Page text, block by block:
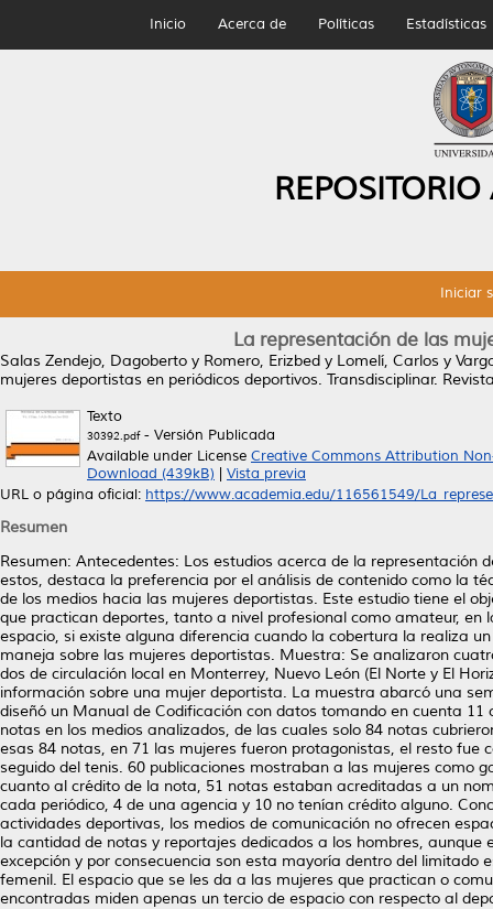
Inicio Acerca de Políticas Estadísticas
Iniciar
La representación de las
Salas Zendejo, Dagoberto y Romero, Erizbed y Lomelí, Carlos y
mujeres deportistas en periódicos deportivos. Transdisciplinar.
Texto
30392.pdf- Versión Publicada
Available under License Creative Commons Attribution
Download (439kB)
Vista previa
URL o página oficial: https://www.academia.edu/116561549/
Resumen
Resumen: Antecedentes: Los estudios acerca de la
estos, destaca la preferencia por el análisis de contenido como la
de los medios hacia las mujeres deportistas. Este estudio tiene el
que practican deportes, tanto a nivel profesional como amateur,
espacio, si existe alguna diferencia cuando la cobertura la realiza
maneja sobre las mujeres deportistas. Muestra: Se analizaron
dos de circulación local en Monterrey, Nuevo León (El Norte y El
información sobre una mujer deportista. La muestra abarcó una
diseñó un Manual de Codificación con datos tomando en cuenta
notas en los medios analizados, de las cuales solo 84 notas
esas 84 notas, en 71 las mujeres fueron protagonistas, el resto
seguido del tenis. 60 publicaciones mostraban a las mujeres como
cuanto al crédito de la nota, 51 notas estaban acreditadas a un
cada periódico, 4 de una agencia y 10 no tenían crédito alguno.
actividades deportivas, los medios de comunicación no ofrecen
la cantidad de notas y reportajes dedicados a los hombres,
excepción y por consecuencia son esta mayoría dentro del
femenil. El espacio que se les da a las mujeres que practican o
encontradas miden apenas un tercio de espacio con respecto al